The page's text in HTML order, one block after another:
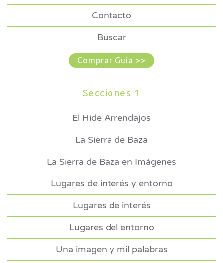
Contacto
Buscar
Comprar Guía >>
Secciones 1
El Hide Arrendajos
La Sierra de Baza
La Sierra de Baza en Imágenes
Lugares de interés y entorno
Lugares de interés
Lugares del entorno
Una imagen y mil palabras